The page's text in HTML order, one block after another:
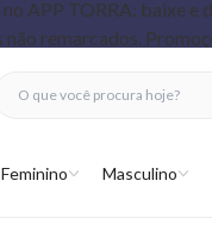
Feminino Masculino